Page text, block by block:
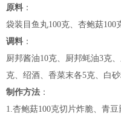
原料 ：
袋装目鱼丸100克、杏鲍菇100
调料 ：
厨邦酱油10克、厨邦蚝油3克
克、绍酒、香菜末各5克、白
制作方法 ：
1.杏鲍菇100克切片炸脆、青豆